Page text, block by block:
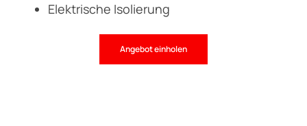
Elektrische Isolierung
Angebot einholen